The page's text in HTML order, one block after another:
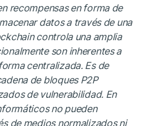
recompensas en forma de
datos a través de una
controla una amplia
son inherentes a
centralizada. Es de
de bloques P2P
de vulnerabilidad. En
no pueden
de medios normalizados ni